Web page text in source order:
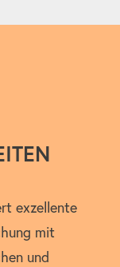
exzellente
mit
und